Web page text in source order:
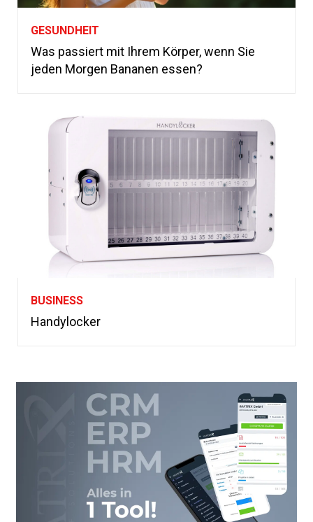
GESUNDHEIT
Was passiert mit Ihrem Körper, wenn Sie
jeden Morgen Bananen essen?
BUSINESS
Handylocker